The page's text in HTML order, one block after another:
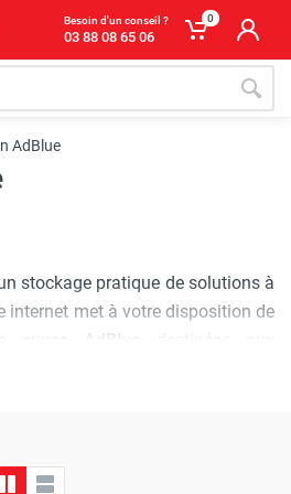
Besoin d'un conseil ?
03 88 08 65 06
0
AdBlue
stockage pratique de solutions à
internet met à votre disposition de
cuves AdBlue
destinées aux
marque
pouvant aller jusqu’à 5 000
après-vente, pour le